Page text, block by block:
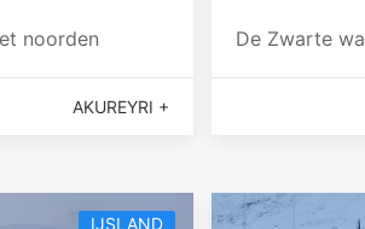
noorden
AKUREYRI +
De Zwarte
IJSLAND